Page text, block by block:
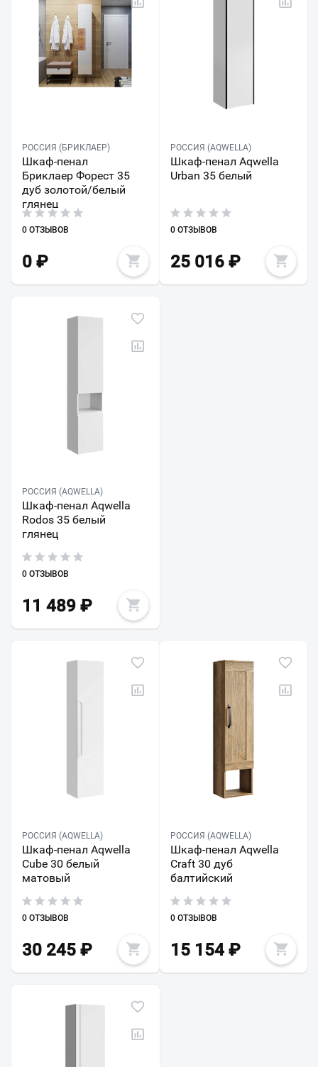
РОССИЯ (БРИКЛАЕР)
Шкаф-пенал
Бриклаер Форест 35
дуб золотой/белый
глянец
0 ОТЗЫВОВ
0 ₽
РОССИЯ (AQWELLA)
Шкаф-пенал Aqwella
Urban 35 белый
0 ОТЗЫВОВ
25 016₽
РОССИЯ (AQWELLA)
Шкаф-пенал Aqwella
Rodos 35 белый
глянец
0 ОТЗЫВОВ
11 489 ₽
РОССИЯ (AQWELLA)
Шкаф-пенал Aqwella
Cube 30 белый
матовый
0 ОТЗЫВОВ
30 245 ₽
РОССИЯ (AQWELLA)
Шкаф-пенал Aqwella
Craft 30 дуб
балтийский
0 ОТЗЫВОВ
15 154₽